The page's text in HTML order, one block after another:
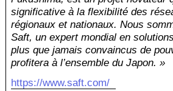
significative à la flexibilité des
régionaux et nationaux. Nous
Saft, un expert mondial en
plus que jamais convaincus de
profitera à l’ensemble du Japon. »
https://www.saft.com/